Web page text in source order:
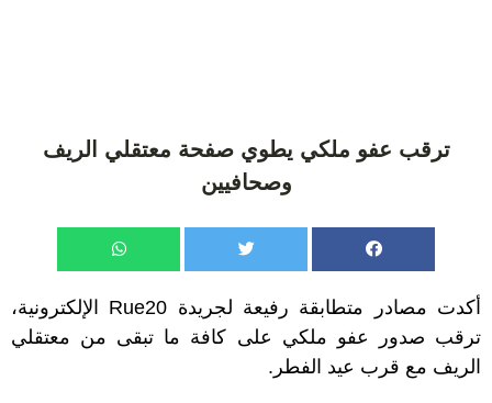
ترقب عفو ملكي يطوي صفحة معتقلي الريف
وصحافيين
أكدت مصادر متطابقة رفيعة لجريدة Rue20 الإلكترونية،
ترقب صدور عفو ملكي على كافة ما تبقى من معتقلي
الريف مع قرب عيد الفطر.